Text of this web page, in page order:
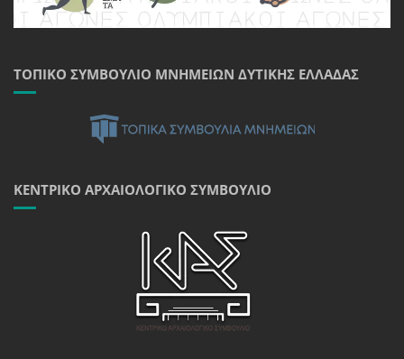
ΤΟΠΙΚΌ ΣΥΜΒΟΎΛΙΟ ΜΝΗΜΕΊΩΝ ΔΥΤΙΚΉΣ ΕΛΛΆΔΑΣ
ΚΕΝΤΡΙΚΌ ΑΡΧΑΙΟΛΟΓΙΚΌ ΣΥΜΒΟΎΛΙΟ